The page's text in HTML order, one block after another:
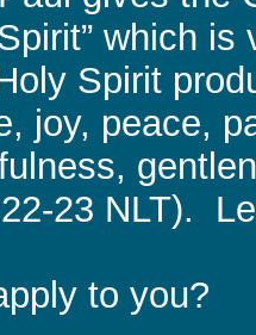
which
Spirit
joy, peace,
23 NLT).
to you?